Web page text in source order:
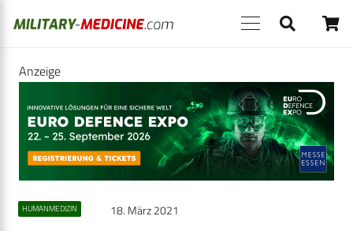
Anzeige
HUMANMEDIZIN 18. März 2021